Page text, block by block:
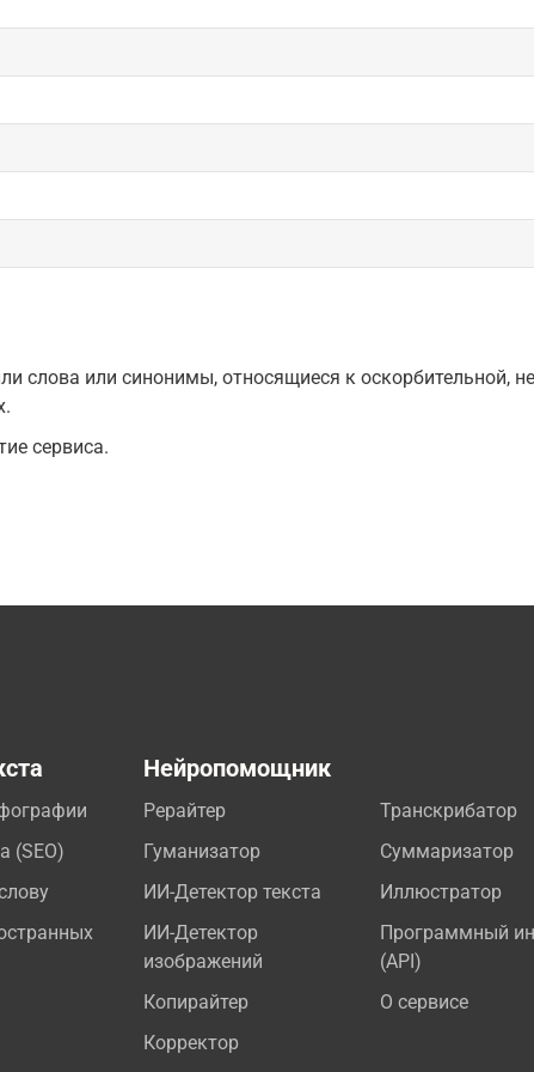
слова или синонимы, относящиеся к оскорбительной,
сервиса.
(SEO)
Нейропомощник
Рерайтер
Гуманизатор
ИИ-Детектор текста
ИИ-Детектор
изображений
Копирайтер
Корректор
Транскрибатор
Суммаризатор
Иллюстратор
Программный
(API)
О сервисе